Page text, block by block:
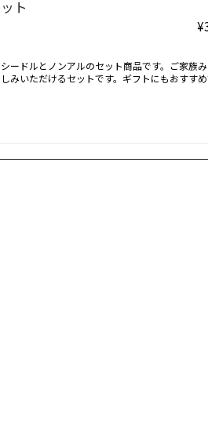
ット
シードルとノンアルのセット商品です。ご家族
しみいただけるセットです。ギフトにもおすすめ